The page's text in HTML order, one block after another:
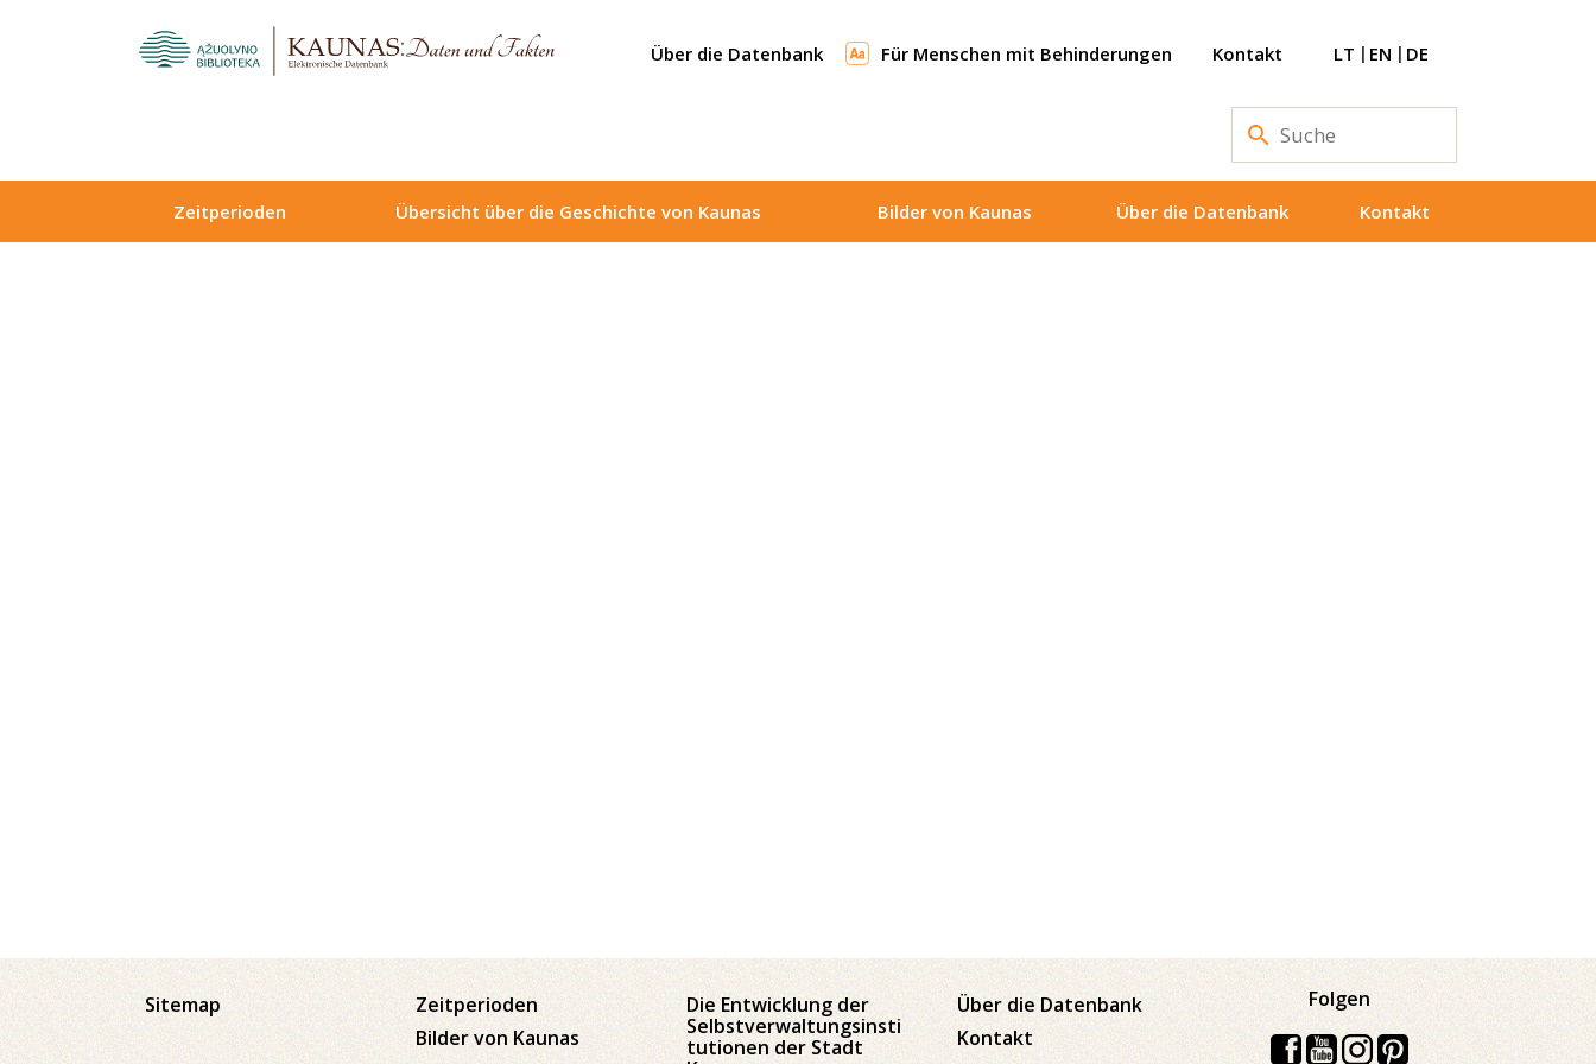
Über die Datenbank Für Menschen mit Behinderungen Kontakt LT EN DE
Zeitperioden Übersicht über die Geschichte von Kaunas Bilder von Kaunas Über die Datenbank Kontakt
Sitemap
Zeitperioden
Bilder von Kaunas
Die Entwicklung der
Selbstverwaltungsinsti
tutionen der Stadt
Über die Datenbank
Kontakt
Folgen